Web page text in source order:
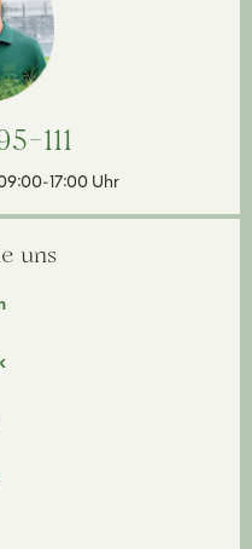
111
17:00 Uhr
uns